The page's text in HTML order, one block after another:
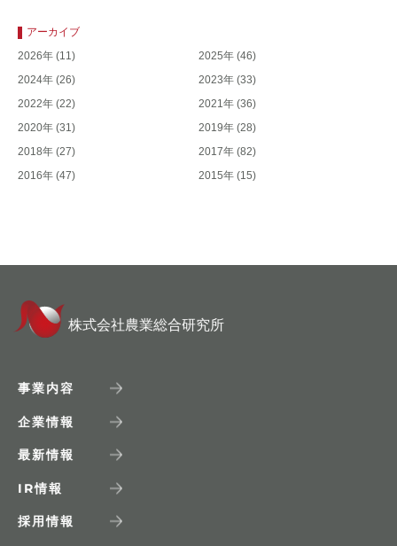
アーカイブ
2026年 (11) 2025年 (46)
2024年 (26) 2023年 (33)
2022年 (22) 2021年 (36)
2020年 (31) 2019年 (28)
2018年 (27) 2017年 (82)
2016年 (47) 2015年 (15)
株式会社農業総合研究所
事業内容
企業情報
最新情報
IR情報
採用情報